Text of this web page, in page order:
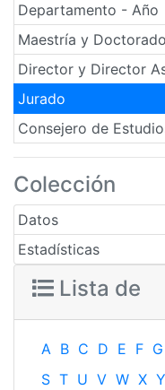
Departamento - Año
Maestría y Doctorado
Director y Director
Jurado
Consejero de
Colección
Datos
Estadísticas
Lista de
A B C D E F G
S T U V W X Y